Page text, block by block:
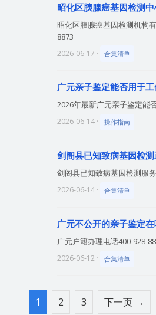
昭化区胰腺癌基因检测
昭化区胰腺癌基因检测机构
8873
2026-06-17 · 合集清单
广元亲子鉴定能否用于
2026年最新广元亲子鉴定能
2026-06-14 · 操作指南
剑阁县已知致病基因检
剑阁县已知致病基因检测服
2026-06-14 · 合集清单
广元不公开的亲子鉴定
广元户籍办理电话400-928-
2026-06-12 · 合集清单
1 2 3 下一页 →